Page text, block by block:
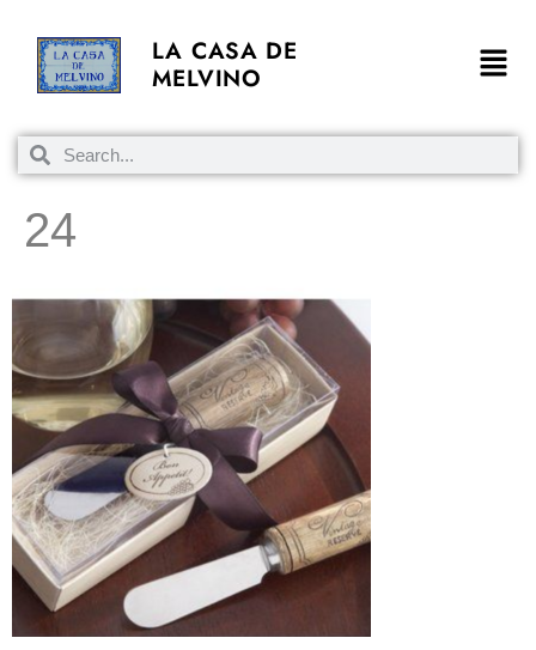
LA CASA DE
MELVINO
24